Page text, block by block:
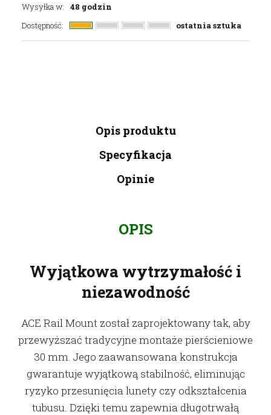
Wysyłka w:
48 godzin
Dostępność:
ostatnia sztuka
Opis produktu
Specyfikacja
Opinie
OPIS
Wyjątkowa wytrzymałość i
niezawodność
ACE Rail Mount został zaprojektowany tak, aby
przewyższać tradycyjne montaże pierścieniowe
30 mm. Jego zaawansowana konstrukcja
gwarantuje wyjątkową stabilność, eliminując
ryzyko przesunięcia lunety czy odkształcenia
tubusu. Dzięki temu zapewnia długotrwałą